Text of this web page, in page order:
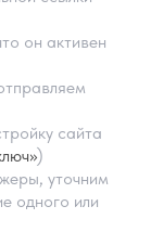
он активен
сайта
)
уточним
одного или